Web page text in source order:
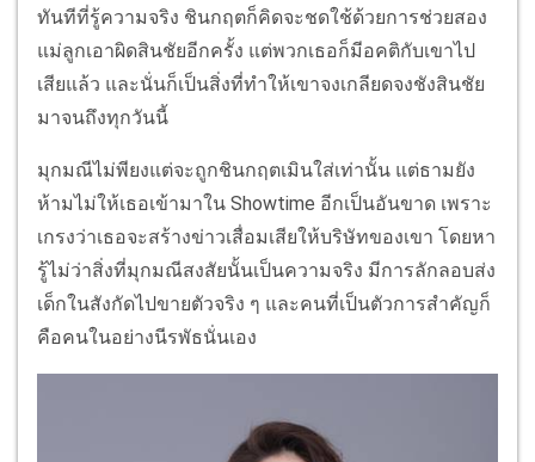
ทันทีที่รู้ความจริง ชินกฤตก็คิดจะชดใช้ด้วยการช่วยสอง
แม่ลูกเอาผิดสินชัยอีกครั้ง แต่พวกเธอก็มีอคติกับเขาไป
เสียแล้ว และนั่นก็เป็นสิ่งที่ทำให้เขาจงเกลียดจงชังสินชัย
มาจนถึงทุกวันนี้
มุกมณีไม่พียงแต่จะถูกชินกฤตเมินใส่เท่านั้น แต่ธามยัง
ห้ามไม่ให้เธอเข้ามาใน Showtime อีกเป็นอันขาด เพราะ
เกรงว่าเธอจะสร้างข่าวเสื่อมเสียให้บริษัทของเขา โดยหา
รู้ไม่ว่าสิ่งที่มุกมณีสงสัยนั้นเป็นความจริง มีการลักลอบส่ง
เด็กในสังกัดไปขายตัวจริง ๆ และคนที่เป็นตัวการสำคัญก็
คือคนในอย่างนีรพัธนั่นเอง